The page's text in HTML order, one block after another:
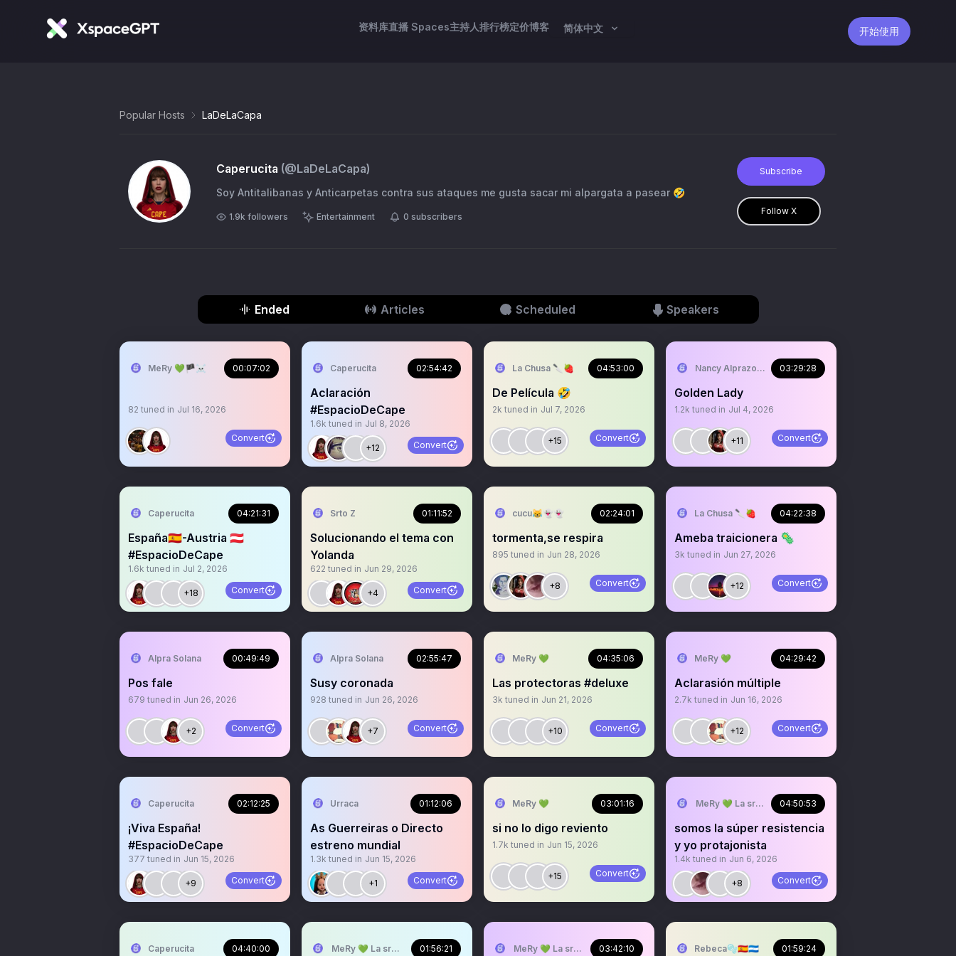
资料库直播 Spaces主持人排行榜定价博客 简体中文 开始使用
Popular Hosts LaDeLaCapa
Caperucita (@LaDeLaCapa)
Soy Antitalibanas y Anticarpetas contra sus ataques me gusta sacar mi alpargata a pasear 🤣
1.9k followers Entertainment 0 subscribers
Subscribe
Follow X
Ended Articles Scheduled Speakers
MeRy 💚🏴‍☠️ 00:07:02
82 tuned in Jul 16, 2026
Convert
Caperucita 02:54:42
Aclaración
#EspacioDeCape
1.6k tuned in Jul 8, 2026
+12 Convert
La Chusa 🔪🍓 04:53:00
De Película 🤣
2k tuned in Jul 7, 2026
+15 Convert
Nancy Alprazolada 03:29:28
Golden Lady
1.2k tuned in Jul 4, 2026
+11 Convert
Caperucita 04:21:31
España🇪🇸-Austria 🇦🇹
#EspacioDeCape
1.6k tuned in Jul 2, 2026
+18 Convert
Srto Z 01:11:52
Solucionando el tema con
Yolanda
622 tuned in Jun 29, 2026
+4 Convert
cucu😹👻👻 02:24:01
tormenta,se respira
895 tuned in Jun 28, 2026
+8 Convert
La Chusa 🔪🍓 04:22:38
Ameba traicionera 🦠
3k tuned in Jun 27, 2026
+12 Convert
Alpra Solana 00:49:49
Pos fale
679 tuned in Jun 26, 2026
+2 Convert
Alpra Solana 02:55:47
Susy coronada
928 tuned in Jun 26, 2026
+7 Convert
MeRy 💚 04:35:06
Las protectoras #deluxe
3k tuned in Jun 21, 2026
+10 Convert
MeRy 💚 04:29:42
Aclarasión múltiple
2.7k tuned in Jun 16, 2026
+12 Convert
Caperucita 02:12:25
¡Viva España!
#EspacioDeCape
377 tuned in Jun 15, 2026
+9 Convert
Urraca 01:12:06
As Guerreiras o Directo
estreno mundial
1.3k tuned in Jun 15, 2026
+1 Convert
MeRy 💚 03:01:16
si no lo digo reviento
1.7k tuned in Jun 15, 2026
+15 Convert
MeRy 💚 La sra que ya no abre los espacios
04:50:53
somos la súper resistencia
y yo protajonista
1.4k tuned in Jun 6, 2026
+8 Convert
Caperucita 04:40:00 MeRy 💚 La sra que ya no abre los espacios
01:56:21 MeRy 💚 La sra que ya no abre los espacios
03:42:10 Rebeca🫧🇪🇸🇭🇳 01:59:24